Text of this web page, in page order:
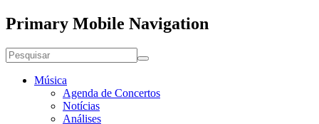
Primary Mobile Navigation
Música
Agenda de Concertos
Notícias
Análises